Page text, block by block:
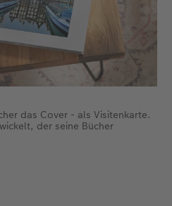
das Cover - als Visitenkarte.
der seine Bücher